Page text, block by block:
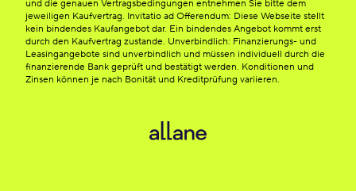
und die genauen Vertragsbedingungen entnehmen Sie bitte dem
jeweiligen Kaufvertrag. Invitatio ad Offerendum: Diese Webseite stellt
kein bindendes Kaufangebot dar. Ein bindendes Angebot kommt erst
durch den Kaufvertrag zustande. Unverbindlich: Finanzierungs- und
Leasingangebote sind unverbindlich und müssen individuell durch die
finanzierende Bank geprüft und bestätigt werden. Konditionen und
Zinsen können je nach Bonität und Kreditprüfung variieren.